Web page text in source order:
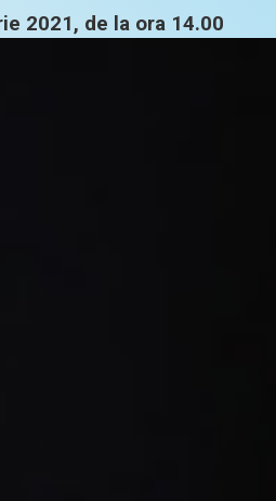
2021, de la ora 14.00